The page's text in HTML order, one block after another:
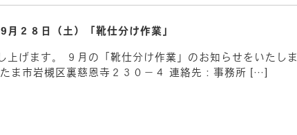
月２８日（土）「靴仕分け作業」
上げます。 ９月の「靴仕分け作業」のお知らせをいた
ま市岩槻区裏慈恩寺２３０－４ 連絡先：事務所 […]